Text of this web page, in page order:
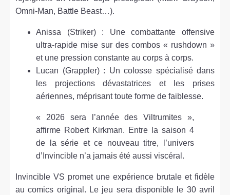
Omni-Man, Battle Beast…).
Anissa (Striker) : Une combattante offensive
ultra-rapide mise sur des combos « rushdown »
et une pression constante au corps à corps.
Lucan (Grappler) : Un colosse spécialisé dans
les projections dévastatrices et les prises
aériennes, méprisant toute forme de faiblesse.
« 2026 sera l’année des Viltrumites »,
affirme Robert Kirkman. Entre la saison 4
de la série et ce nouveau titre, l’univers
d’Invincible n’a jamais été aussi viscéral.
Invincible VS promet une expérience brutale et fidèle
au comics original. Le jeu sera disponible le 30 avril